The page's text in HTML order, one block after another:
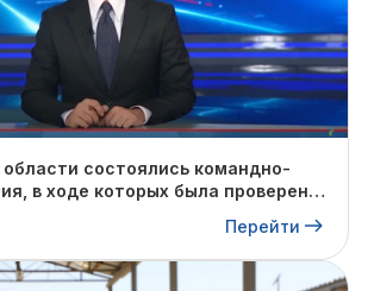
состоялись командно-
в ходе которых была проверена
сезону.
Перейти